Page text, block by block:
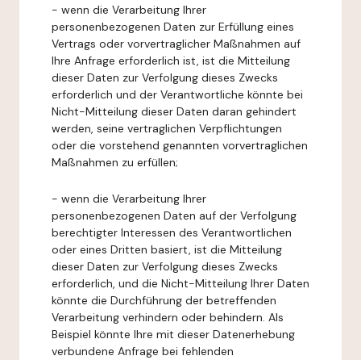
- wenn die Verarbeitung Ihrer
personenbezogenen Daten zur Erfüllung eines
Vertrags oder vorvertraglicher Maßnahmen auf
Ihre Anfrage erforderlich ist, ist die Mitteilung
dieser Daten zur Verfolgung dieses Zwecks
erforderlich und der Verantwortliche könnte bei
Nicht-Mitteilung dieser Daten daran gehindert
werden, seine vertraglichen Verpflichtungen
oder die vorstehend genannten vorvertraglichen
Maßnahmen zu erfüllen;
- wenn die Verarbeitung Ihrer
personenbezogenen Daten auf der Verfolgung
berechtigter Interessen des Verantwortlichen
oder eines Dritten basiert, ist die Mitteilung
dieser Daten zur Verfolgung dieses Zwecks
erforderlich, und die Nicht-Mitteilung Ihrer Daten
könnte die Durchführung der betreffenden
Verarbeitung verhindern oder behindern. Als
Beispiel könnte Ihre mit dieser Datenerhebung
verbundene Anfrage bei fehlenden